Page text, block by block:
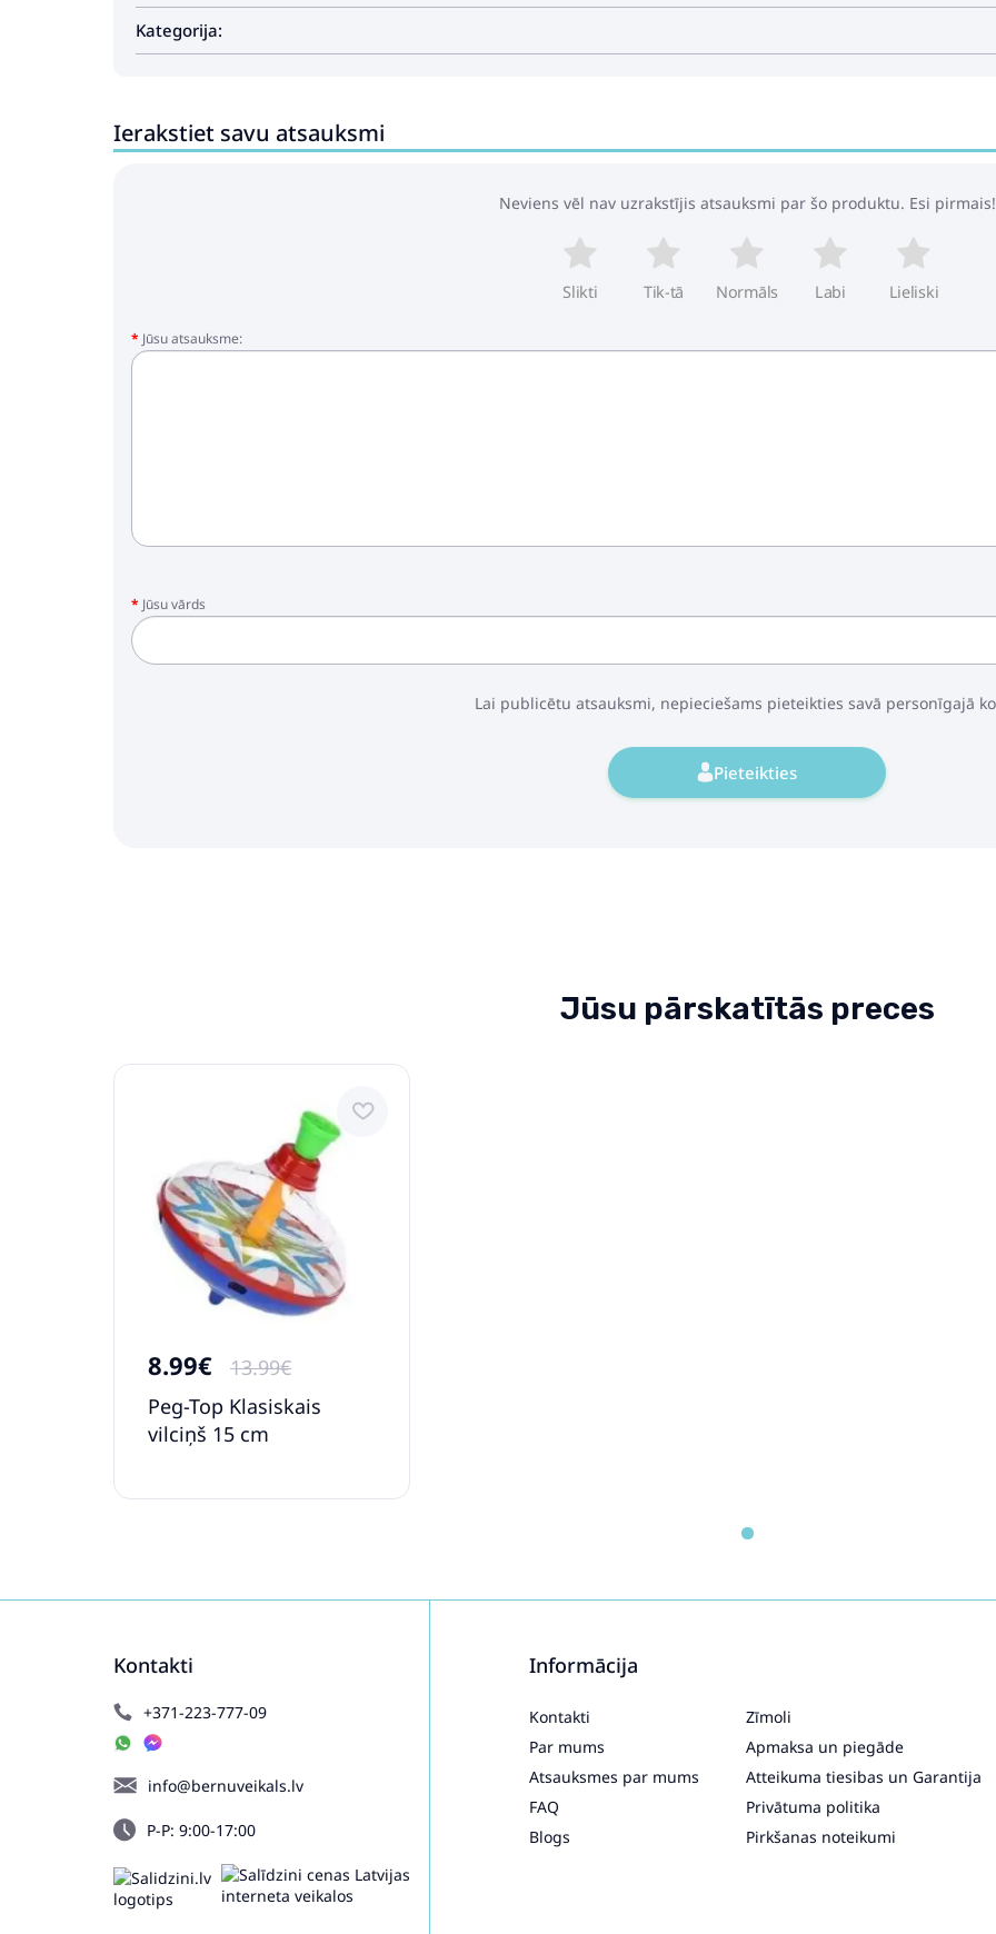
Kategorija:
Ierakstiet savu atsauksmi
Neviens vēl nav uzrakstījis atsauksmi par šo produktu. Esi pirmais!
Slikti Tik-tā Normāls Labi Lieliski
Jūsu atsauksme:
Jūsu vārds
Lai publicētu atsauksmi, nepieciešams pieteikties savā personīgajā
Pieteikties
Jūsu pārskatītās preces
8.99€
13.99€
Peg-Top Klasiskais
vilciņš 15 cm
Kontakti
+371-223-777-09
info@bernuveikals.lv
P-P: 9:00-17:00
Informācija
Kontakti
Par mums
Atsauksmes par mums
FAQ
Blogs
Zīmoli
Apmaksa un piegāde
Atteikuma tiesibas un Garantija
Privātuma politika
Pirkšanas noteikumi